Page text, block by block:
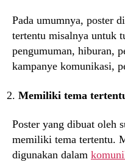
Pada umumnya, poster
tertentu misalnya untuk
pengumuman, hiburan,
kampanye komunikasi,
Memiliki tema
Poster yang dibuat oleh
memiliki tema tertentu.
digunakan dalam